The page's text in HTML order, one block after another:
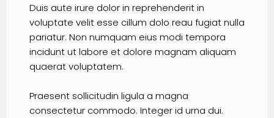
Duis aute irure dolor in reprehenderit in
voluptate velit esse cillum dolo reau fugiat nulla
pariatur. Non numquam eius modi tempora
incidunt ut labore et dolore magnam aliquam
quaerat voluptatem.
Praesent sollicitudin ligula a magna
consectetur commodo. Integer id urna dui.